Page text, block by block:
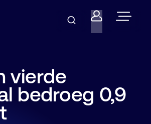
vierde
bedroeg 0,9